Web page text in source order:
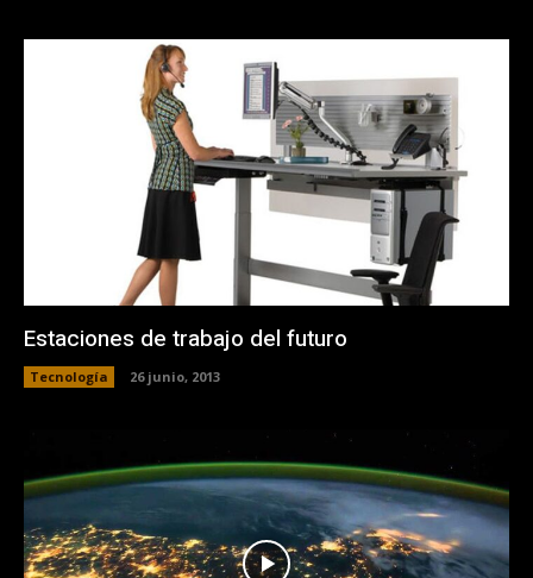
Estaciones de trabajo del futuro
Tecnología 26 junio, 2013